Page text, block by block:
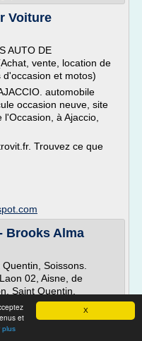
X
et
plus
Voiture
AUTO DE
vente, location de
et motos)
automobile
occasion neuve, site
à Ajaccio,
Trouvez ce que
Brooks Alma
Soissons.
02, Aisne, de
Saint Quentin,
le 02 en Picardie
Auto. Voiture aisne.
et